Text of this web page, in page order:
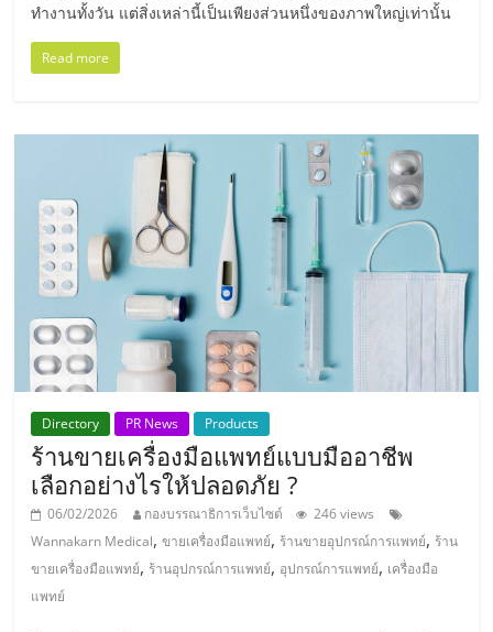
ไชส์,
ปรึกษา
ไชส์
ขาย
รน
ไชส์
แฟ
รน
ไชส์
ขาย
หน้า
บ้าน
ลงทุน
น้อย
คืน
ทำงานทั้งวัน แต่สิ่งเหล่านี้เป็นเพียงส่วนหนึ่งของภาพใหญ่เท่านั้น
Read more
Directory PR News Products
ร้านขายเครื่องมือแพทย์แบบมืออาชีพ
เลือกอย่างไรให้ปลอดภัย ?
06/02/2026 กองบรรณาธิการเว็บไซต์
246 views
Wannakarn Medical,ขายเครื่องมือแพทย์, ร้านขายอุปกรณ์การแพทย์, ร้าน
ขายเครื่องมือแพทย์, ร้านอุปกรณ์การแพทย์, อุปกรณ์การแพทย์, เครื่องมือ
แพทย์